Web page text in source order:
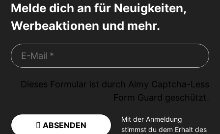
Melde dich an für Neuigkeiten,
Werbeaktionen und mehr.
Dieses Formular ist durch Aimy Captcha-Less
Form Guard geschützt.
ABSENDEN
Mit der Anmeldung
stimmst du dem Erhalt des